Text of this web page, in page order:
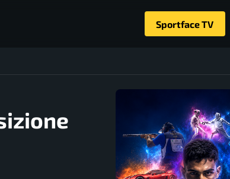
Sportface TV